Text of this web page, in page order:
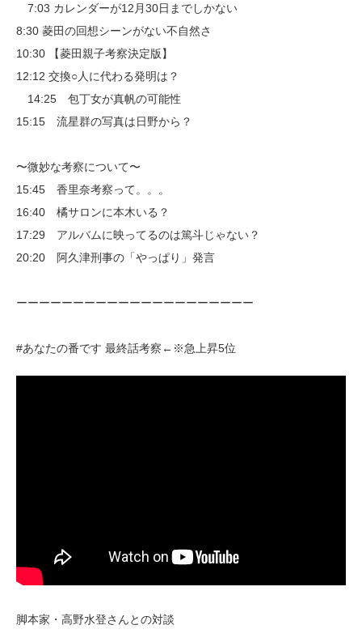
7:03 カレンダーが12月30日までしかない
8:30 菱田の回想シーンがない不自然さ
10:30 【菱田親子考察決定版】
12:12 交換○人に代わる発明は？
14:25 包丁女が真帆の可能性
15:15 流星群の写真は日野から？
〜微妙な考察について〜
15:45 香里奈考察って。。。
16:40 橘サロンに本木いる？
17:29 アルバムに映ってるのは篤斗じゃない？
20:20 阿久津刑事の「やっぱり」発言
ーーーーーーーーーーーーーーーーーーーーー
#あなたの番です 最終話考察←※急上昇5位
脚本家・高野水登さんとの対談